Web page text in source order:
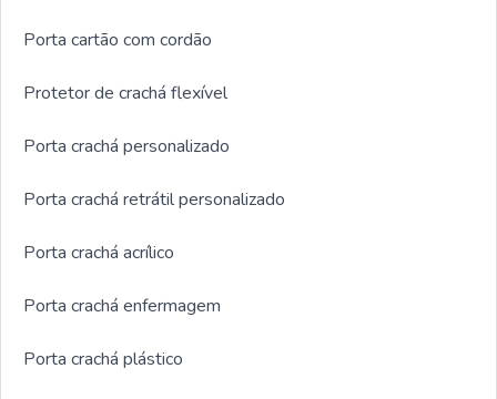
Porta cartão com cordão
Protetor de crachá flexível
Porta crachá personalizado
Porta crachá retrátil personalizado
Porta crachá acrílico
Porta crachá enfermagem
Porta crachá plástico